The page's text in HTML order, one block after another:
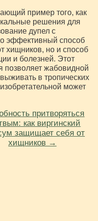
пример того, как
решения для
дупел с
эффективный способ
хищников, но и способ
и болезней. Этот
позволяет жабовидной
в тропических
может
притворяться
как виргинский
защищает себя от
хищников →